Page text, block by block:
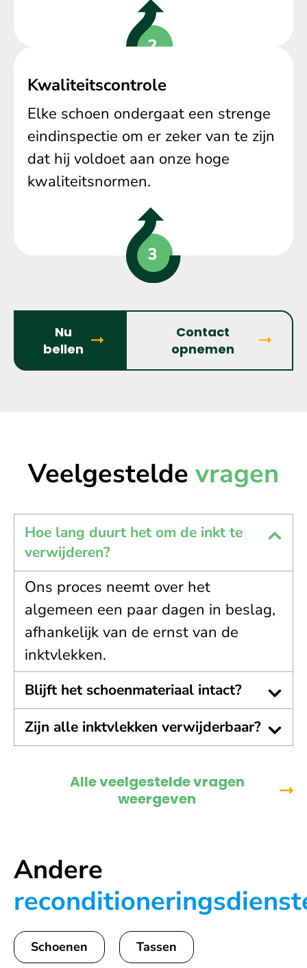
Kwaliteitscontrole
Elke schoen ondergaat een strenge
eindinspectie om er zeker van te zijn
dat hij voldoet aan onze hoge
kwaliteitsnormen.
Nu
bellen
Contact
opnemen
Veelgestelde vragen
Hoe lang duurt het om de inkt te
verwijderen?
Ons proces neemt over het
algemeen een paar dagen in beslag,
afhankelijk van de ernst van de
inktvlekken.
Blijft het schoenmateriaal intact?
Zijn alle inktvlekken verwijderbaar?
Alle veelgestelde vragen
weergeven
Andere
Schoenen Tassen